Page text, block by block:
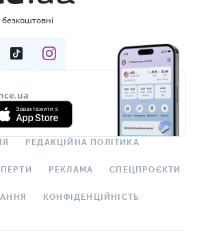
безкоштовні
РЕДАКЦІЙНА ПОЛІТИКА
РЕКЛАМА СПЕЦПРОЄКТИ
КОНФІДЕНЦІЙНІСТЬ